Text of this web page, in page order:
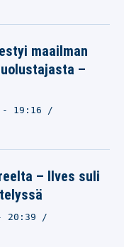
maailman
–
- 19:16
– Ilves suli
20:39